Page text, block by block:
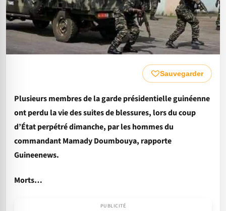
Sauvegarder
Plusieurs membres de la garde présidentielle guinéenne
ont perdu la vie des suites de blessures, lors du coup
d’État perpétré dimanche, par les hommes du
commandant Mamady Doumbouya, rapporte
Guineenews.
Morts…